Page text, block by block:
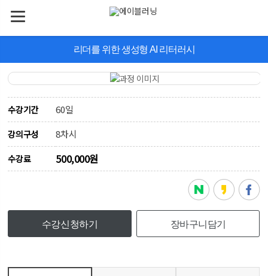
리더를 위한 생성형 AI 리터러시
수강기간 60일
강의구성 8차시
수강료 500,000원
수강신청하기 장바구니담기